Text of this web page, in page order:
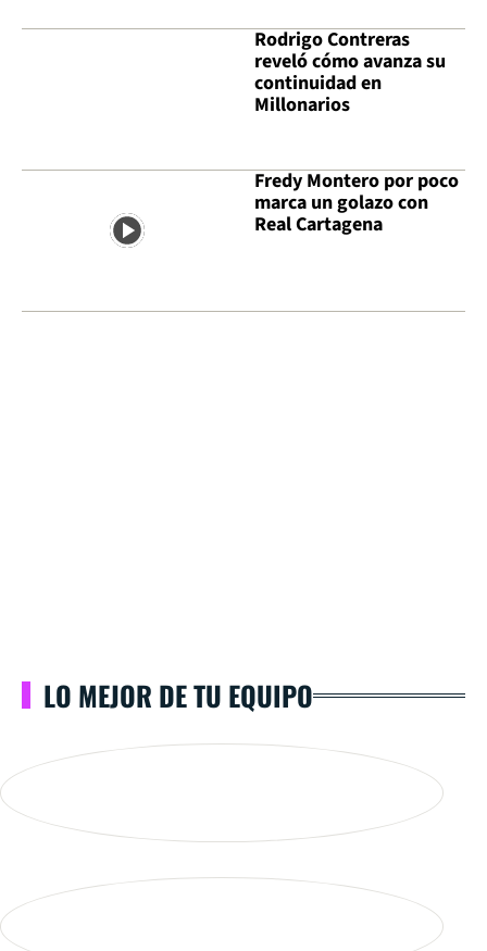
Rodrigo Contreras
reveló cómo avanza su
continuidad en
Millonarios
Fredy Montero por poco
marca un golazo con
Real Cartagena
LO MEJOR DE TU EQUIPO